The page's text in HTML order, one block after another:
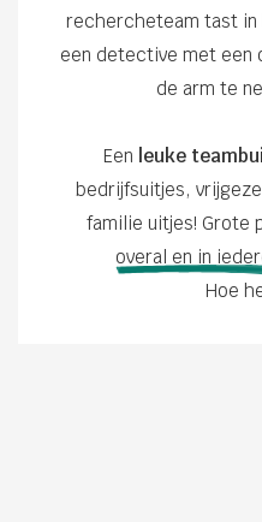
rechercheteam tast
een detective met een
de arm te
Een leuke
bedrijfsuitjes,
familie uitjes! Grote
overal en in
Hoe